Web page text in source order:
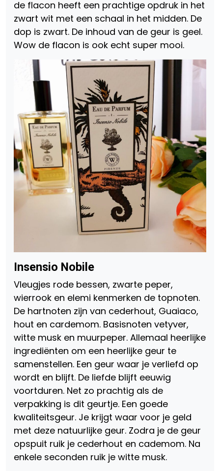
de flacon heeft een prachtige opdruk in het
zwart wit met een schaal in het midden. De
dop is zwart. De inhoud van de geur is geel.
Wow de flacon is ook echt super mooi.
Insensio Nobile
Vleugjes rode bessen, zwarte peper,
wierrook en elemi kenmerken de topnoten.
De hartnoten zijn van cederhout, Guaiaco,
hout en cardemom. Basisnoten vetyver,
witte musk en muurpeper. Allemaal heerlijke
ingrediënten om een heerlijke geur te
samenstellen. Een geur waar je verliefd op
wordt en blijft. De liefde blijft eeuwig
voortduren. Net zo prachtig als de
verpakking is dit geurtje. Een goede
kwaliteitsgeur. Je krijgt waar voor je geld
met deze natuurlijke geur. Zodra je de geur
opspuit ruik je cederhout en cademom. Na
enkele seconden ruik je witte musk.